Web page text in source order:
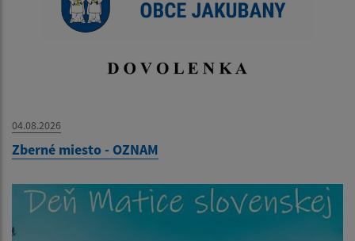
04.08.2026
Zberné miesto - OZNAM